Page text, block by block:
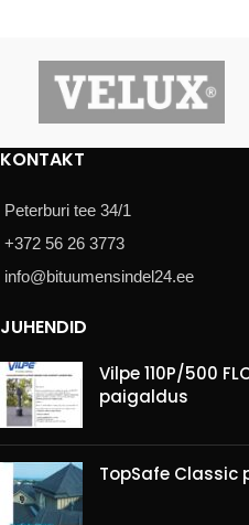
KONTAKT
Peterburi tee 34/1
+372 56 26 3773
info@bituumensindel24.ee
JUHENDID
Vilpe 110P/500
paigaldus
TopSafe